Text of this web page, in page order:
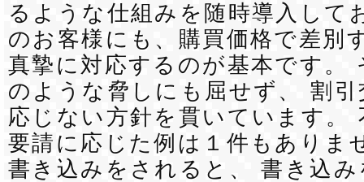
るような仕組みを随時導入して
のお客様にも、購買価格で差別
真摯に対応するのが基本です。
のような脅しにも屈せず、 割
応じない方針を貫いています。
要請に応じた例は１件もありま
書き込みをされると、 書き込